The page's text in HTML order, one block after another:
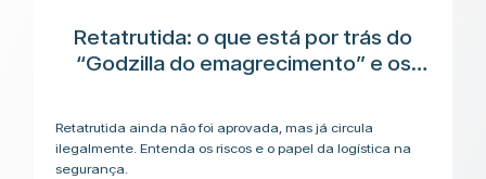
Retatrutida: o que está por trás do
“Godzilla do emagrecimento” e os
Retatrutida ainda não foi aprovada, mas já circula
ilegalmente. Entenda os riscos e o papel da logística na
segurança.